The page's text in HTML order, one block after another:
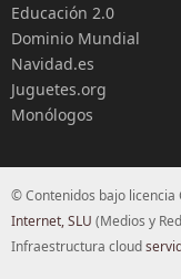
Educación 2.0
Dominio Mundial
Navidad.es
Juguetes.org
Monólogos
© Contenidos bajo licencia
Internet, SLU (Medios y
Infraestructura cloud